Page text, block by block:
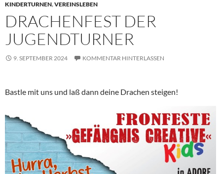
KINDERTURNEN,VEREINSLEBEN
DRACHENFEST DER
JUGENDTURNER
9. SEPTEMBER 2024 KOMMENTAR HINTERLASSEN
Bastle mit uns und laß dann deine Drachen steigen!